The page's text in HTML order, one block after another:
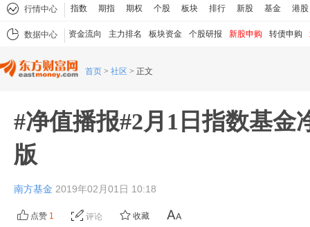
行情中心 指数 期指 期权 个股 板块 排行 新股 基金 港股
数据中心 资金流向 主力排名 板块资金 个股研报 新股申购 转债申购
首页 > 社区 > 正文
#净值播报#2月1日指数基金
版
南方基金 2019年02月01日 10:18
点赞 1 评论 收藏